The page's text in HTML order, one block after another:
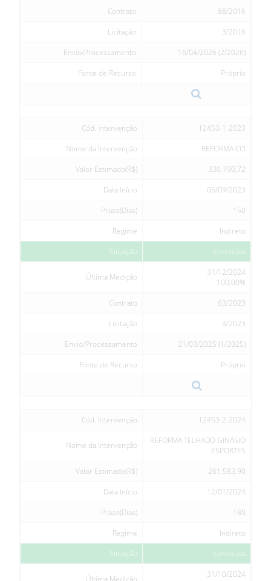
Contrato
88/2016
Licitação
3/2016
Envio/Processamento
16/04/2026 (2/2026)
Fonte de Recurso
Próprio
Cód. Intervenção
12453-1-2023
Nome da Intervenção
REFORMA CCI
Valor Estimado(R$)
330.790,72
Data Início
06/09/2023
Prazo(Dias)
150
Regime
Indireto
Situação
Concluída
Última Medição
31/12/2024
100,00%
Contrato
63/2023
Licitação
3/2023
Envio/Processamento
21/03/2025 (1/2025)
Fonte de Recurso
Próprio
Cód. Intervenção 12453-2-2024
Nome da Intervenção
REFORMA TELHADO GINÁSIO
ESPORTES
Valor Estimado(R$)
261.583,90
Data Início
12/01/2024
Prazo(Dias)
180
Regime
Indireto
Situação
Concluída
Última Medição
31/10/2024